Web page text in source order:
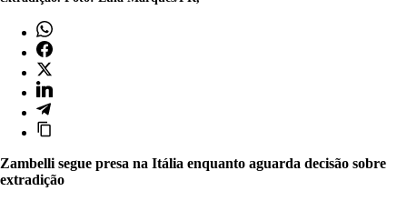
Zambelli segue presa na Itália enquanto aguarda decisão sobre
extradição